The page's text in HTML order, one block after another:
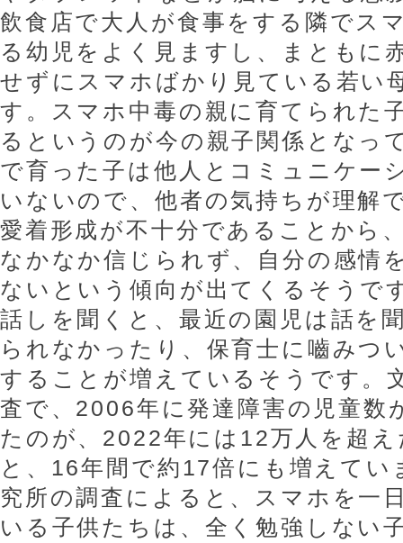
飲食店で大人が食事をする隣でス
る幼児をよく見ますし、まともに
せずにスマホばかり見ている若い
す。スマホ中毒の親に育てられた
るというのが今の親子関係となっ
で育った子は他人とコミュニケー
いないので、他者の気持ちが理解
愛着形成が不十分であることから
なかなか信じられず、自分の感情
ないという傾向が出てくるそうで
話しを聞くと、最近の園児は話を
られなかったり、保育士に嚙みつ
することが増えているそうです。
査で、2006年に発達障害の児童数
たのが、2022年には12万人を超
と、16年間で約17倍にも増えてい
究所の調査によると、スマホを一
いる子供たちは、全く勉強しない